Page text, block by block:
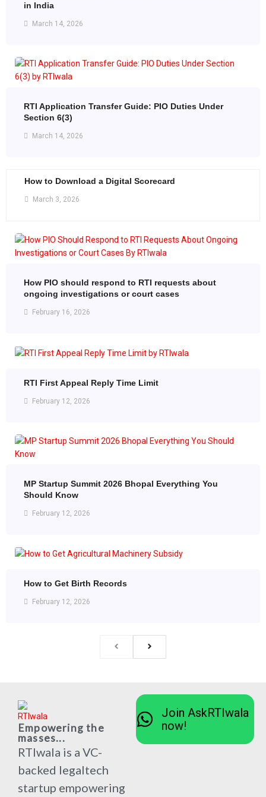
in India
March 14, 2026
RTI Application Transfer Guide: PIO Duties Under
Section 6(3)
March 14, 2026
How to Download a Digital Scorecard
March 3, 2026
How PIO should respond to RTI requests about
ongoing investigations or court cases
February 16, 2026
RTI First Appeal Reply Time Limit
February 12, 2026
MP Startup Summit 2026 Bhopal Everything You
Should Know
February 12, 2026
How to Get Birth Records
February 12, 2026
Empowering the
masses...
RTIwala is a VC-
backed legaltech
startup empowering
Join AskRTIwala
now!